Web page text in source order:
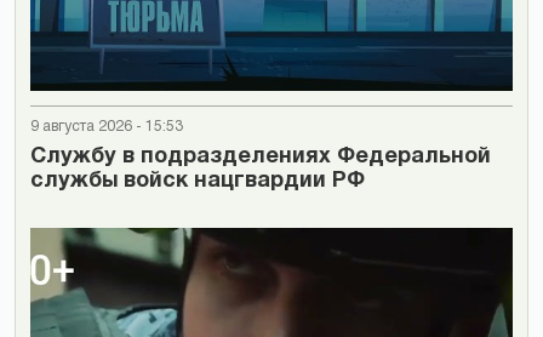
9 августа 2026 - 15:53
Cлужбу в подразделениях Федеральной
службы войск нацгвардии РФ